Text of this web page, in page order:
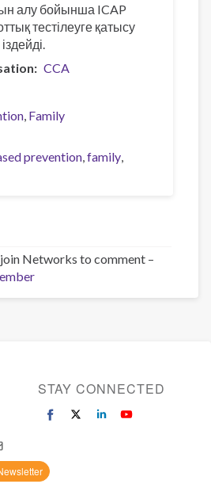
алу бойынша ICAP
тестілеуге қатысу
CCA
Family
prevention family
Networks to comment –
STAY CONNECTED